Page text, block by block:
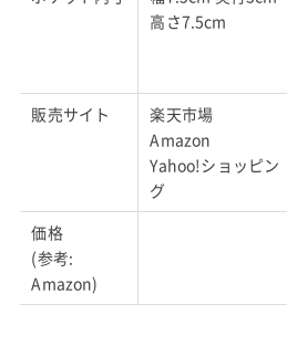
高さ7.5cm
販売サイト
楽天市場
Amazon
Yahoo!ショッピン
グ
価格
(参考:
Amazon)